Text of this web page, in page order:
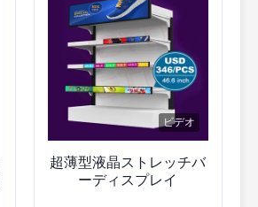
ビデオ
超薄型液晶ストレッチバ
ーディスプレイ